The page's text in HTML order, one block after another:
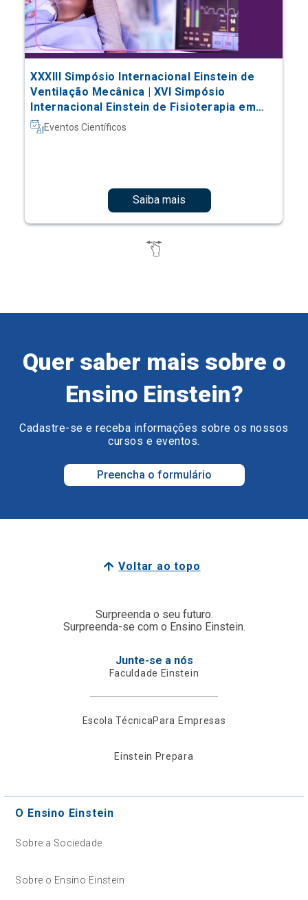
XXXIII Simpósio Internacional Einstein de
Ventilação Mecânica | XVI Simpósio
Internacional Einstein de Fisioterapia em
Terapia Intensiva
Eventos Científicos
Saiba mais
Quer saber mais sobre o
Ensino Einstein?
Cadastre-se e receba informações sobre os nossos
cursos e eventos.
Preencha o formulário
Voltar ao topo
Surpreenda o seu futuro.
Surpreenda-se com o Ensino Einstein.
Junte-se a nós
Faculdade Einstein
Escola TécnicaPara Empresas
Einstein Prepara
O Ensino Einstein
Sobre a Sociedade
Sobre o Ensino Einstein